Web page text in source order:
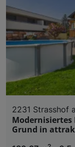
2231 Strasshof
Modernisiertes
Grund in